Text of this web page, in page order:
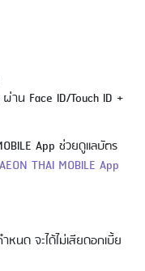
น Face ID/Touch ID +
App ช่วยดูแลบัตร
AEON THAI MOBILE App
หนด จะได้ไม่เสียดอกเบี้ย